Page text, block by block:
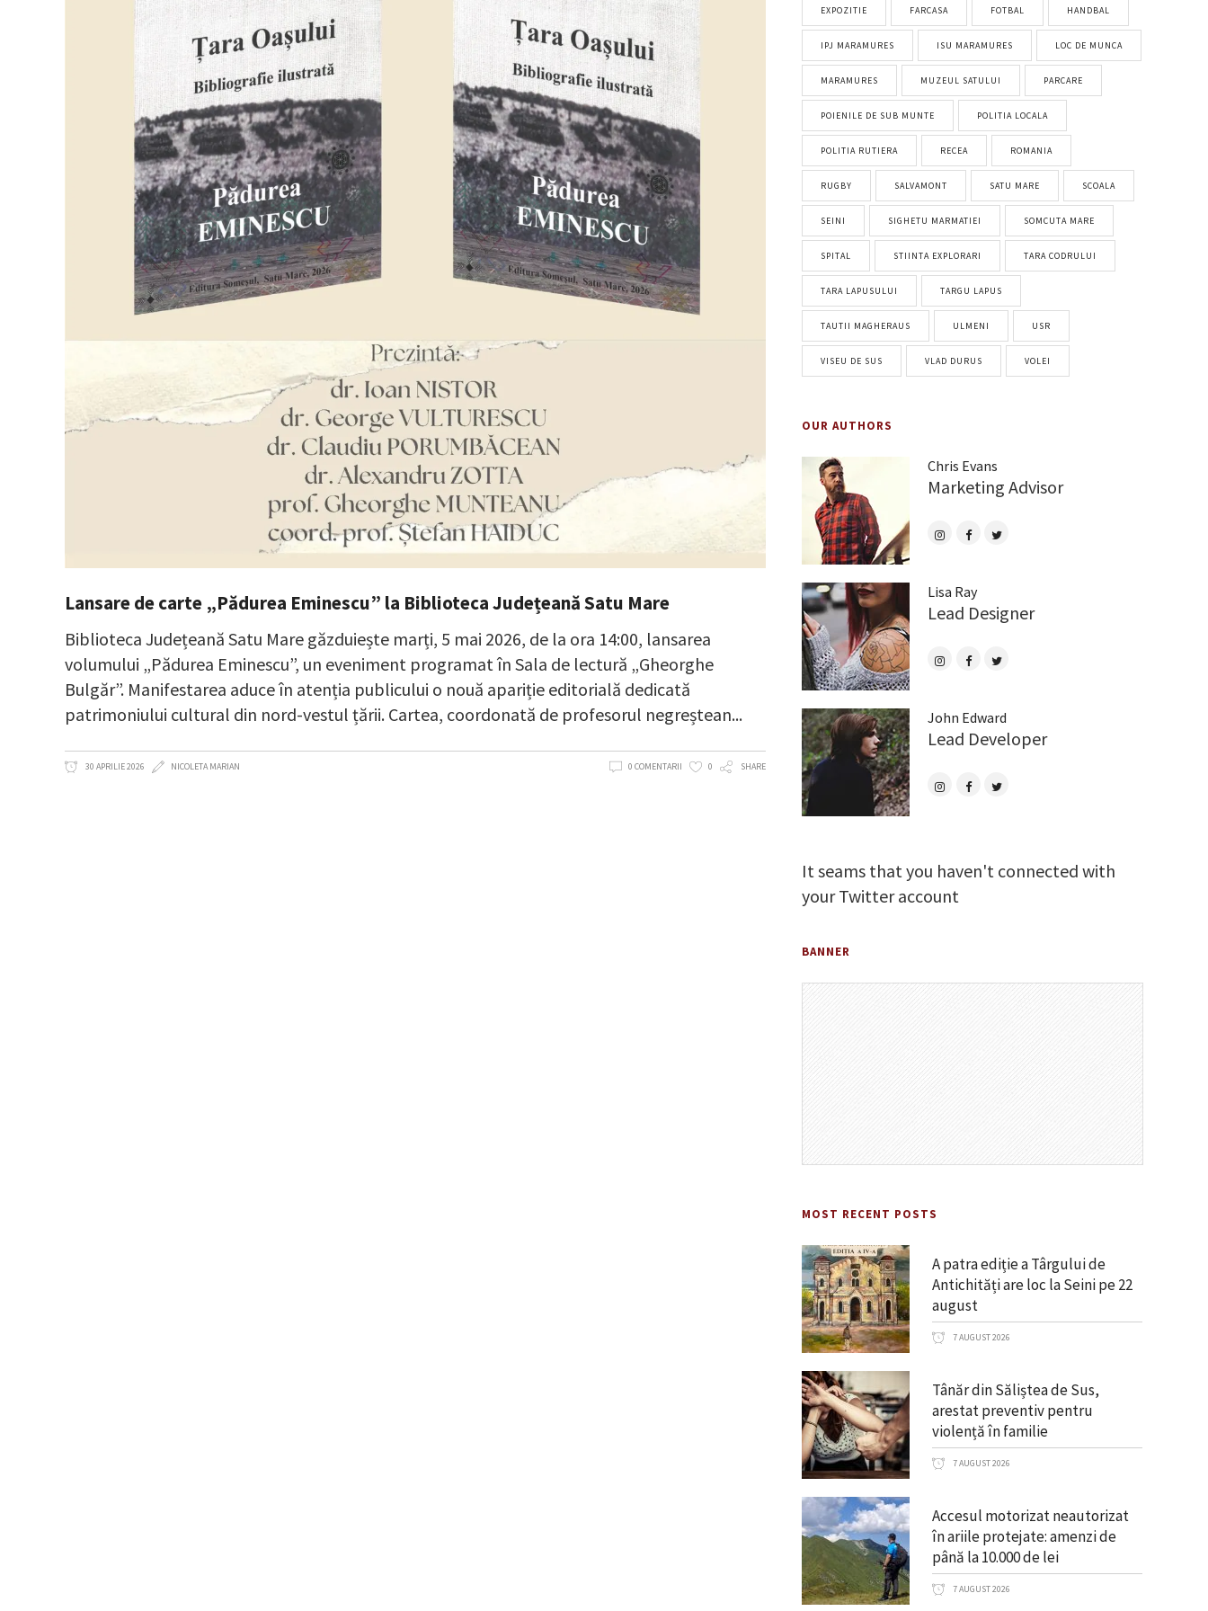
Lansare de carte „Pădurea Eminescu” la Biblioteca Județeană Satu Mare
Biblioteca Județeană Satu Mare găzduiește marți, 5 mai 2026, de la ora 14:00, lansarea
volumului „Pădurea Eminescu”, un eveniment programat în Sala de lectură „Gheorghe
Bulgăr”. Manifestarea aduce în atenția publicului o nouă apariție editorială dedicată
patrimoniului cultural din nord-vestul țării. Cartea, coordonată de profesorul negreștean
30 APRILIE 2026 NICOLETA MARIAN 0 COMENTARII 0 SHARE
EXPOZITIE FARCASA FOTBAL HANDBAL
IPJ MARAMURES ISU MARAMURES LOC DE MUNCA
MARAMURES MUZEUL SATULUI PARCARE
POIENILE DE SUB MUNTE POLITIA LOCALA
POLITIA RUTIERA RECEA ROMANIA
RUGBY SALVAMONT SATU MARE SCOALA
SEINI SIGHETU MARMATIEI SOMCUTA MARE
SPITAL STIINTA EXPLORARI TARA CODRULUI
TARA LAPUSULUI TARGU LAPUS
TAUTII MAGHERAUS ULMENI USR
VISEU DE SUS VLAD DURUS VOLEI
OUR AUTHORS
Chris Evans
Marketing Advisor
Lisa Ray
Lead Designer
John Edward
Lead Developer
It seams that you haven't connected with
your Twitter account
BANNER
MOST RECENT POSTS
A patra ediție a Târgului de
Antichități are loc la Seini pe 22
august
7 AUGUST 2026
Tânăr din Săliștea de Sus,
arestat preventiv pentru
violență în familie
7 AUGUST 2026
Accesul motorizat neautorizat
în ariile protejate: amenzi de
până la 10.000 de lei
7 AUGUST 2026